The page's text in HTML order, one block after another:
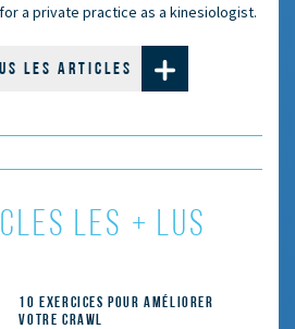
a private practice as a kinesiologist.
LES ARTICLES
LES + LUS
10 exercices pour améliorer
votre crawl